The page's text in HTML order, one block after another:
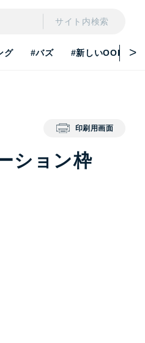
サイト内検索
グ #バズ #新しいOOH
印刷用画面
ション枠